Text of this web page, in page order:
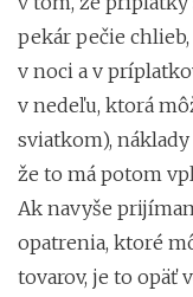
pekár pečie
v noci a v
v nedeľu, ktorá
sviatkom),
že to má potom
Ak navyše
opatrenia, ktoré
tovarov, je to opäť